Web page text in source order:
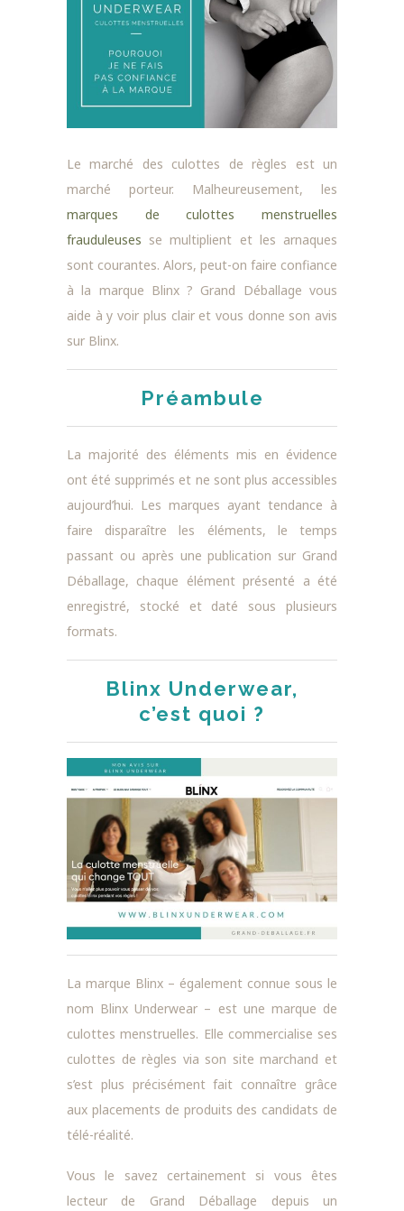
Le marché des culottes de règles est un
marché porteur. Malheureusement, les
marques de culottes menstruelles
frauduleuses se multiplient et les arnaques
sont courantes. Alors, peut-on faire confiance
à la marque Blinx ? Grand Déballage vous
aide à y voir plus clair et vous donne son avis
sur Blinx.
Préambule
La majorité des éléments mis en évidence
ont été supprimés et ne sont plus accessibles
aujourd’hui. Les marques ayant tendance à
faire disparaître les éléments, le temps
passant ou après une publication sur Grand
Déballage, chaque élément présenté a été
enregistré, stocké et daté sous plusieurs
formats.
Blinx Underwear,
c’est quoi ?
La marque Blinx – également connue sous le
nom Blinx Underwear – est une marque de
culottes menstruelles. Elle commercialise ses
culottes de règles via son site marchand et
s’est plus précisément fait connaître grâce
aux placements de produits des candidats de
télé-réalité.
Vous le savez certainement si vous êtes
lecteur de Grand Déballage depuis un